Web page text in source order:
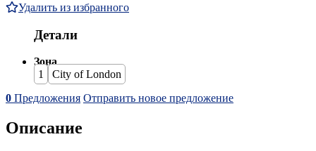
Удалить из избранного
Детали
Зона
1
City of London
0 Предложения Отправить новое предложение
Описание